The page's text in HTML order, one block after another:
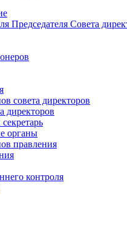
Председателя Совета
совета директоров
директоров
органы
правления
контроля